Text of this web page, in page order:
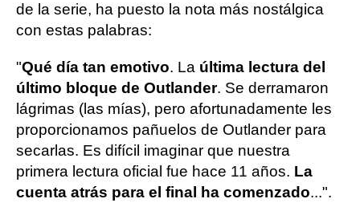
de la serie, ha puesto la nota más nostálgica
con estas palabras:
"Qué día tan emotivo. La última lectura del
último bloque de Outlander. Se derramaron
lágrimas (las mías), pero afortunadamente les
proporcionamos pañuelos de Outlander para
secarlas. Es difícil imaginar que nuestra
primera lectura oficial fue hace 11 años. La
cuenta atrás para el final ha comenzado...".